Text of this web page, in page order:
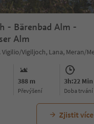
- Bärenbad Alm -
Alm
388 m
Převýšení
3h:22 Min
doba trvání
Zjistit více